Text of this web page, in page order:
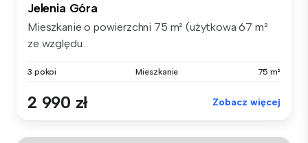
Jelenia Góra
Mieszkanie o powierzchni 75 m² (użytkowa 67 m²
ze względu...
3 pokoi Mieszkanie 75 m²
2 990 zł Zobacz więcej